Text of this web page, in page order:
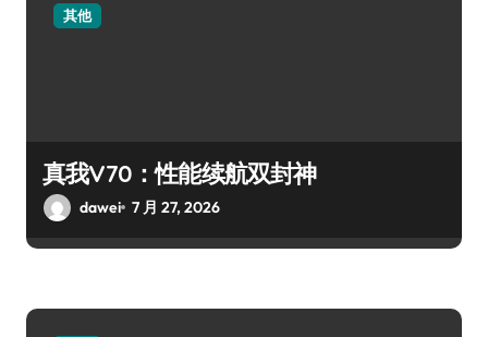
其他
真我V70：性能续航双封神
dawei 7 月 27, 2026